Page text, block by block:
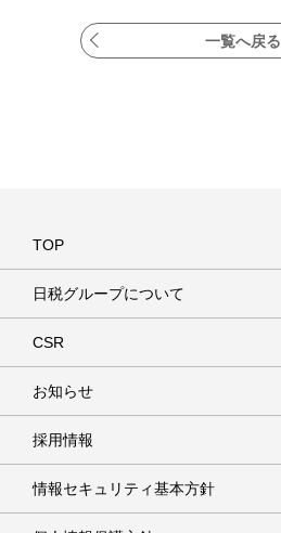
一覧へ戻る
TOP
日税グループについて
CSR
お知らせ
採用情報
情報セキュリティ基本方針